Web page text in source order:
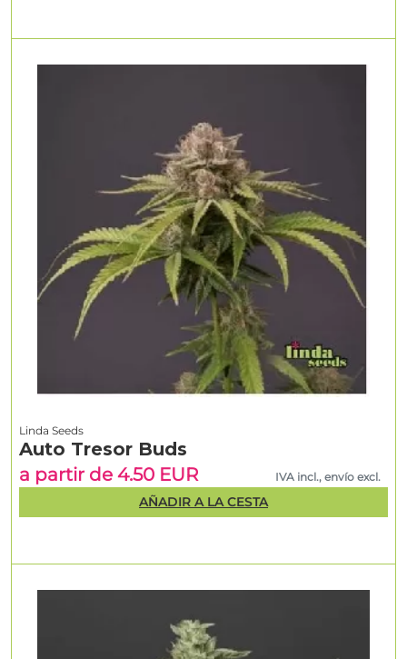
Linda Seeds
Auto Tresor Buds
a partir de 4.50 EUR
IVA incl., envío excl.
AÑADIR A LA CESTA